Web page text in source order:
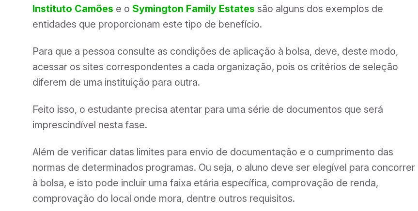
Instituto Camões e o Symington Family Estates são alguns dos exemplos de
entidades que proporcionam este tipo de benefício.
Para que a pessoa consulte as condições de aplicação à bolsa, deve, deste modo,
acessar os sites correspondentes a cada organização, pois os critérios de seleção
diferem de uma instituição para outra.
Feito isso, o estudante precisa atentar para uma série de documentos que será
imprescindível nesta fase.
Além de verificar datas limites para envio de documentação e o cumprimento das
normas de determinados programas. Ou seja, o aluno deve ser elegível para concorrer
à bolsa, e isto pode incluir uma faixa etária específica, comprovação de renda,
comprovação do local onde mora, dentre outros requisitos.